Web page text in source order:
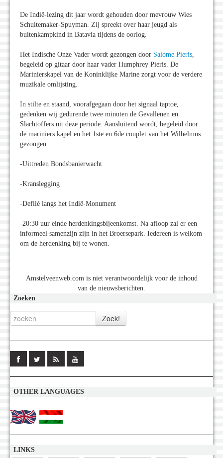
De Indië-lezing dit jaar wordt gehouden door mevrouw Wies
Schuitemaker-Spuyman. Zij spreekt over haar jeugd als
buitenkampkind in Batavia tijdens de oorlog.
Het Indische Onze Vader wordt gezongen door Salóme Pieris,
begeleid op gitaar door haar vader Humphrey Pieris. De
Marinierskapel van de Koninklijke Marine zorgt voor de verdere
muzikale omlijsting.
In stilte en staand, voorafgegaan door het signaal taptoe,
gedenken wij gedurende twee minuten de Gevallenen en
Slachtoffers uit deze periode. Aansluitend wordt, begeleid door
de mariniers kapel en het 1ste en 6de couplet van het Wilhelmus
gezongen
-Uittreden Bondsbanierwacht
-Kranslegging
-Defilé langs het Indië-Monument
-20:30 uur einde herdenkingsbijeenkomst. Na afloop zal er een
informeel samenzijn zijn in het Broersepark. Iedereen is welkom
om de herdenking bij te wonen.
Amstelveenweb.com is niet verantwoordelijk voor de inhoud
van de nieuwsberichten.
Zoeken
OTHER LANGUAGES
LINKS